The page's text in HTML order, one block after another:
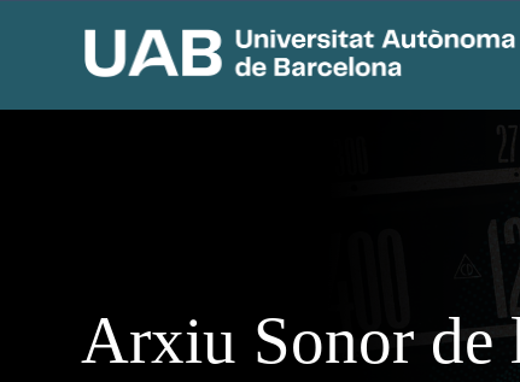
Arxiu Sonor de